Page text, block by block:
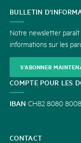
CONTACT
BULLETIN
Notre newsletter
informations sur les
S'ABONNER
COMPTE POUR LES
IBAN CH82 8080
CONTACT